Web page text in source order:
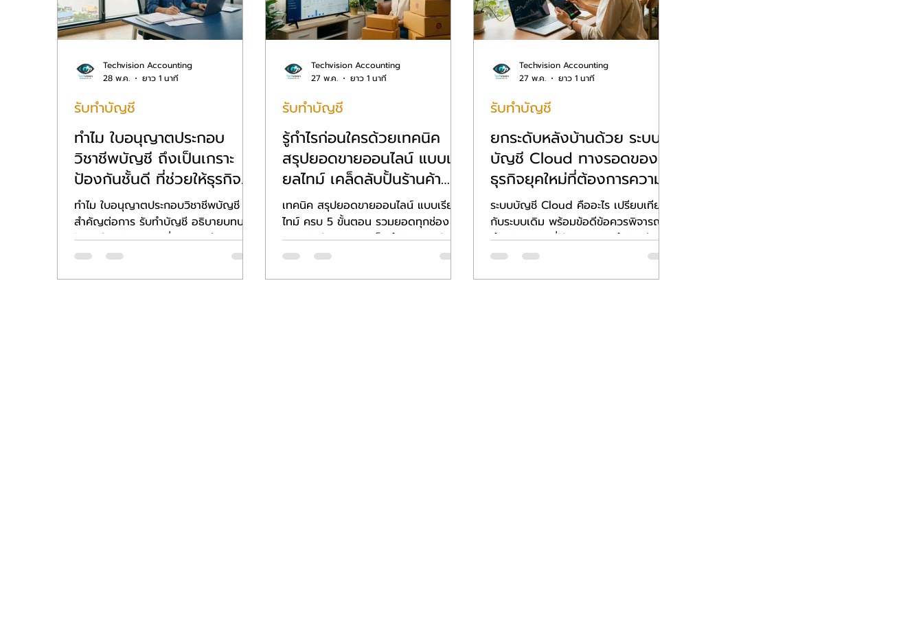
ทำไม ใบอนุญาตประกอบ
วิชาชีพบัญชี ถึงเป็นเกราะ
ป้องกันชั้นดี ที่ช่วยให้ธุรกิจ
ของคุณรอดพ้นจากการโดน
สุ่มตรวจ
ทำไม ใบอนุญาตประกอบวิชาชีพบัญชี ถึง
สำคัญต่อการ รับทำบัญชี อธิบายบทบาท
ในการป้องกันความเสี่ยงและวิธีตรวจ
สอบคุณสมบัติผู้ทำบัญชี โดย
รับทำบัญชี
Techvision Accounting
28 พ.ค.
ยาว 1 นาที
รู้กำไรก่อนใครด้วยเทคนิค
สรุปยอดขายออนไลน์ แบบเรี
ยลไทม์ เคล็ดลับปั้นร้านค้า
ดิจิทัลให้เติบโตอย่างยั่งยืน
เทคนิค สรุปยอดขายออนไลน์ แบบเรียล
ไทม์ ครบ 5 ขั้นตอน รวมยอดทุกช่อง
ทาง หักต้นทุนแฝง เห็นกำไรจริง พร้อม
กรณีศึกษาร้านค้าจริง โดย Techvision
รับทำบัญชี
Techvision Accounting
27 พ.ค.
ยาว 1 นาที
ยกระดับหลังบ้านด้วย ระบบ
บัญชี Cloud ทางรอดของ
ธุรกิจยุคใหม่ที่ต้องการความ
คล่องตัวและลดข้อผิดพลาด
100%
ระบบบัญชี Cloud คืออะไร เปรียบเทียบ
กับระบบเดิม พร้อมข้อดีข้อควรพิจารณา
สำหรับ SME ที่ใช้บริการ รับทำบัญชี เพื่อ
ความคล่องตัวยุคดิจิทัล โดย
รับทำบัญชี
Techvision Accounting
27 พ.ค.
ยาว 1 นาที